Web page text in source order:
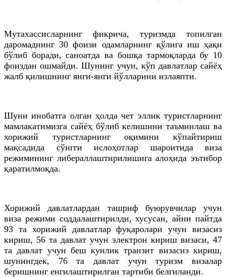
Мутахассисларнинг фикрича, туризмда топилган
даромаднинг 30 фоизи одамларнинг қўлига иш ҳақи
бўлиб боради, саноатда ва бошқа тармоқларда бу 10
фоиздан ошмайди. Шунинг учун, кўп давлатлар сайёҳ
жалб қилишнинг янги-янги йўлларини излаяпти.
Шуни инобатга олган ҳолда чет эллик туристларнинг
мамлакатимизга сайёҳ бўлиб келишини таъминлаш ва
хорижий туристларнинг оқимини кўпайтириш
мақсадида сўнгги ислоҳотлар шароитида виза
режимининг либераллаштирилишига алоҳида эътибор
қаратилмоқда.
Хорижий давлатлардан ташриф буюрувчилар учун
виза режими соддалаштирилди, хусусан, айни пайтда
93 та хорижий давлатлар фуқаролари учун визасиз
кириш, 56 та давлат учун электрон кириш визаси, 47
та давлат учун беш кунлик транзит визасиз кириш,
шунингдек, 76та давлат учун туризм визалар
беришнинг енгилаштирилган тартиби белгиланди.